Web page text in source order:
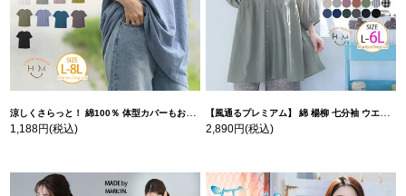
涼しくさらっと！ 綿100％ 体型カバーもお洒落も叶える 風合いコットン ゆるシルエット ドルマン | 大きいサイズの通販ならハッピーマリリン
1,188円(税込)
【風通るプレミアム】 綿 楊柳 七分袖 ウエストギャザー ブラウス | 大きいサイズの通販ならハッピーマリリン
2,890円(税込)